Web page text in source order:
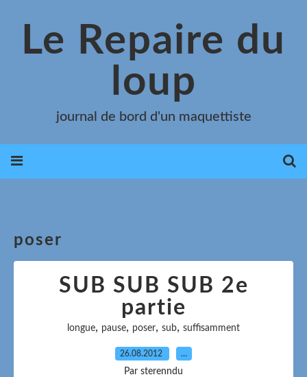
Le Repaire du
loup
journal de bord d'un maquettiste
poser
SUB SUB SUB 2e
partie
longue, pause, poser, sub, suffisamment
26.08.2012 …
Par sterenndu